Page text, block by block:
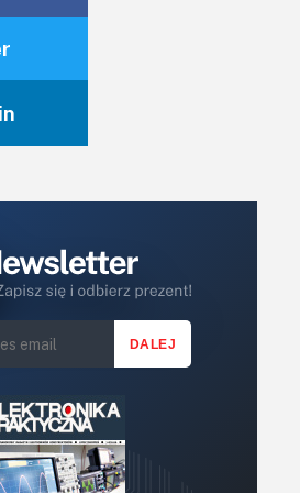
zaś sygnał przyłożono do
sytuacji również nie wydarzy się
z ewentualną stratą wynikającą z
która przy okazji może zapewnić
jest użycie transformatora. Ten
podobnie do układu z rysunku
bowiem transformator
XLR połączyłem z masą układu,
że takie rozwiązanie znacząco
1 niepodłączone).
strat w poziomie sygnału, może
warunkiem odpowiedniego